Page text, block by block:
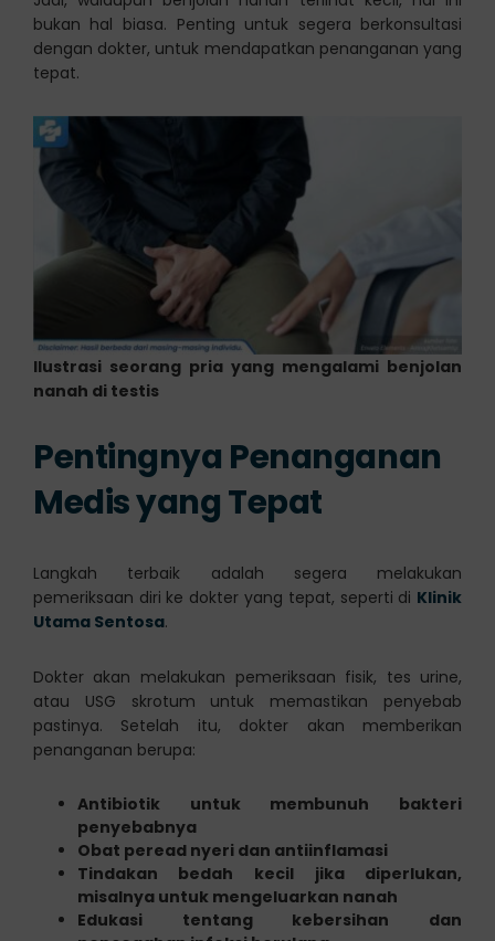
bukan hal biasa. Penting untuk segera berkonsultasi
dengan dokter, untuk mendapatkan penanganan yang
tepat.
Ilustrasi seorang pria yang mengalami benjolan
nanah di testis
Pentingnya Penanganan
Medis yang Tepat
Langkah terbaik adalah segera melakukan
pemeriksaan diri ke dokter yang tepat, seperti di Klinik
Utama Sentosa.
Dokter akan melakukan pemeriksaan fisik, tes urine,
atau USG skrotum untuk memastikan penyebab
pastinya. Setelah itu, dokter akan memberikan
penanganan berupa:
Antibiotik untuk membunuh bakteri
penyebabnya
Obat peread nyeri dan antiinflamasi
Tindakan bedah kecil jika diperlukan,
misalnya untuk mengeluarkan nanah
Edukasi tentang kebersihan dan